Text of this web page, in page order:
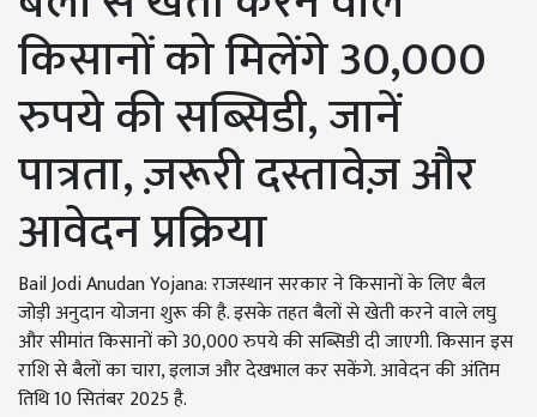
किसानों को मिलेंगे 30,000
रुपये की सब्सिडी, जानें
पात्रता, ज़रूरी दस्तावेज़ और
आवेदन प्रक्रिया
Bail Jodi Anudan Yojana: राजस्थान सरकार ने किसानों के लिए बैल
जोड़ी अनुदान योजना शुरू की है. इसके तहत बैलों से खेती करने वाले लघु
और सीमांत किसानों को 30,000 रुपये की सब्सिडी दी जाएगी. किसान इस
राशि से बैलों का चारा, इलाज और देखभाल कर सकेंगे. आवेदन की अंतिम
तिथि 10 सितंबर 2025 है.